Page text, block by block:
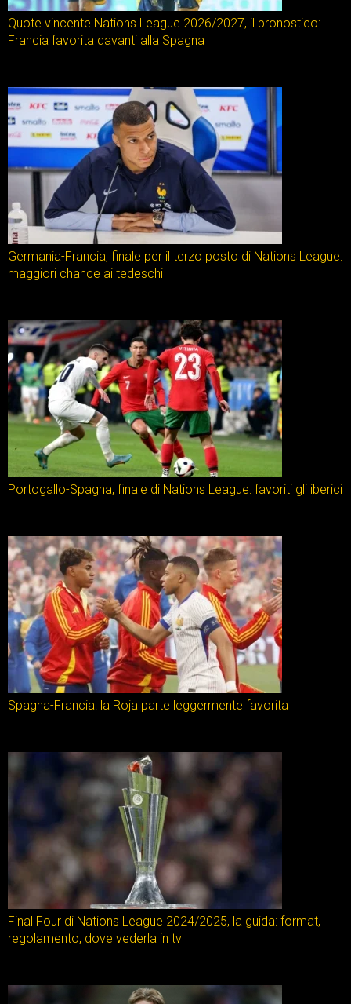
Quote vincente Nations League 2026/2027, il pronostico:
Francia favorita davanti alla Spagna
Germania-Francia, finale per il terzo posto di Nations League:
maggiori chance ai tedeschi
Portogallo-Spagna, finale di Nations League: favoriti gli iberici
Spagna-Francia: la Roja parte leggermente favorita
Final Four di Nations League 2024/2025, la guida: format,
regolamento, dove vederla in tv